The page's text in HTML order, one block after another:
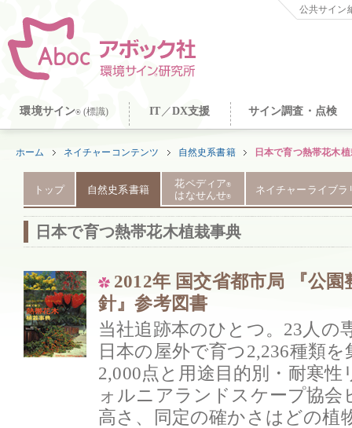
公共サイン
環境サイン® (標識) IT ／DX支援 サイン調査・点検
ホーム ネイチャーコンテンツ 自然史系書籍 日本で育つ熱帯花木
トップ 自然史系書籍
花ペディア®
はなせんせ®
ネイチャーライブラ
日本で育つ熱帯花木植栽事典
2012年 国交省都市局 『公
針』参考図書
当社追跡本のひとつ。23人の
日本の屋外で育つ2,236種類
2,000点と用途目的別・耐寒
ォルニアランドスケープ協
高さ、同定の確かさはどの植